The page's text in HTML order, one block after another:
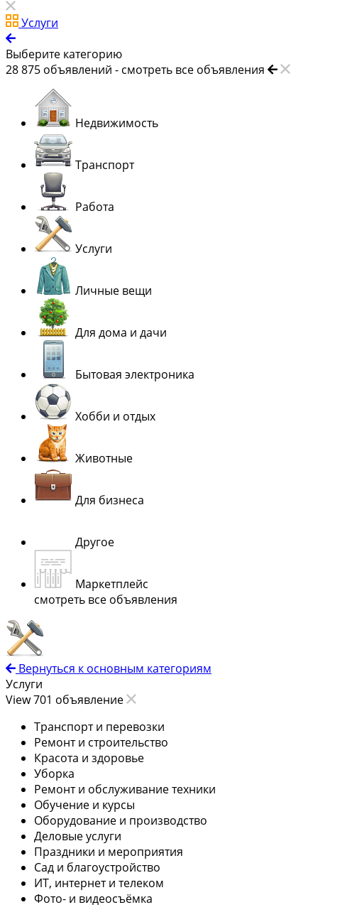
Услуги
Выберите категорию
28 875 объявлений - смотреть все объявления
Недвижимость
Транспорт
Работа
Услуги
Личные вещи
Для дома и дачи
Бытовая электроника
Хобби и отдых
Животные
Для бизнеса
Другое
Маркетплейс
смотреть все объявления
Вернуться к основным категориям
Услуги
View 701 объявление
Транспорт и перевозки
Ремонт и строительство
Красота и здоровье
Уборка
Ремонт и обслуживание техники
Обучение и курсы
Оборудование и производство
Деловые услуги
Праздники и мероприятия
Сад и благоустройство
ИТ, интернет и телеком
Фото- и видеосъёмка